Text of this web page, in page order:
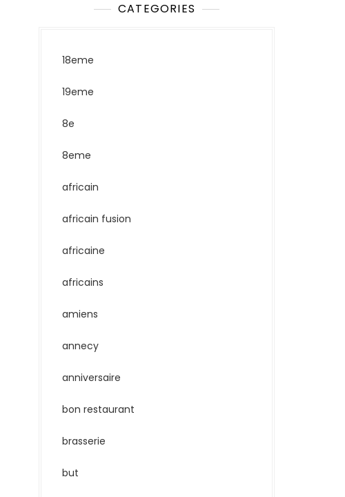
CATEGORIES
18eme
19eme
8e
8eme
africain
africain fusion
africaine
africains
amiens
annecy
anniversaire
bon restaurant
brasserie
but